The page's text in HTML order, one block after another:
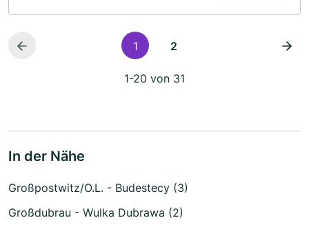
1 2
1-20 von 31
In der Nähe
Großpostwitz/O.L. - Budestecy (3)
Großdubrau - Wulka Dubrawa (2)